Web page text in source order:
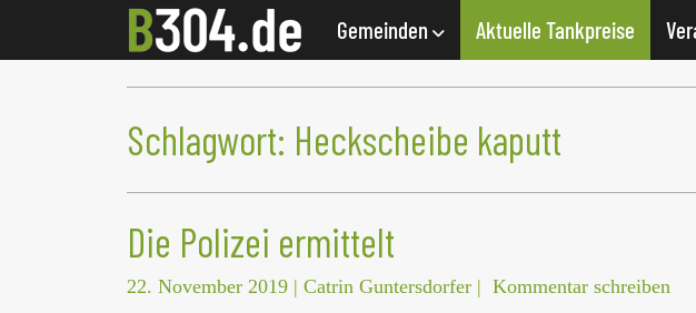
Gemeinden Aktuelle Tankpreise
Schlagwort: Heckscheibe kaputt
Die Polizei ermittelt
22. November 2019 | Catrin Guntersdorfer | Kommentar schreiben